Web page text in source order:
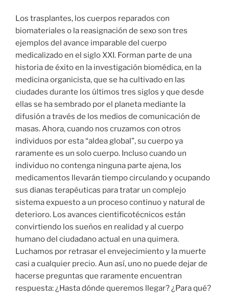
Los trasplantes, los cuerpos reparados con
biomateriales o la reasignación de sexo son tres
ejemplos del avance imparable del cuerpo
medicalizado en el siglo XXI. Forman parte de una
historia de éxito en la investigación biomédica, en la
medicina organicista, que se ha cultivado en las
ciudades durante los últimos tres siglos y que desde
ellas se ha sembrado por el planeta mediante la
difusión a través de los medios de comunicación de
masas. Ahora, cuando nos cruzamos con otros
individuos por esta “aldea global”, su cuerpo ya
raramente es un solo cuerpo. Incluso cuando un
individuo no contenga ninguna parte ajena, los
medicamentos llevarán tiempo circulando y ocupando
sus dianas terapéuticas para tratar un complejo
sistema expuesto a un proceso continuo y natural de
deterioro. Los avances cientificotécnicos están
convirtiendo los sueños en realidad y al cuerpo
humano del ciudadano actual en una quimera.
Luchamos por retrasar el envejecimiento y la muerte
casi a cualquier precio. Aun así, uno no puede dejar de
hacerse preguntas que raramente encuentran
respuesta: ¿Hasta dónde queremos llegar? ¿Para qué?